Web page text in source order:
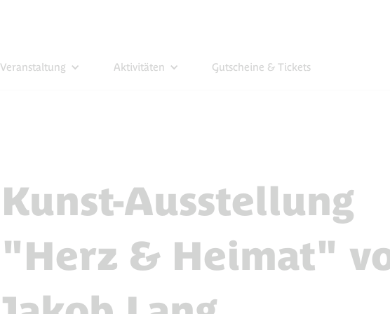
Veranstaltung Aktivitäten Gutscheine & Tickets
Kunst-Ausstellung
"Herz & Heimat"